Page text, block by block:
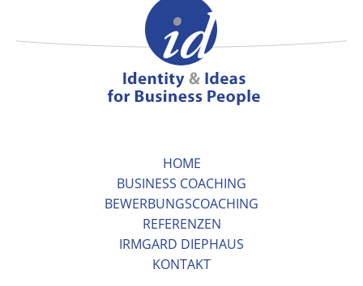
HOME
BUSINESS COACHING
BEWERBUNGSCOACHING
REFERENZEN
IRMGARD DIEPHAUS
KONTAKT